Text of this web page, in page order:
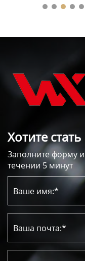
Хотите
Заполните форму
течении 5 минут